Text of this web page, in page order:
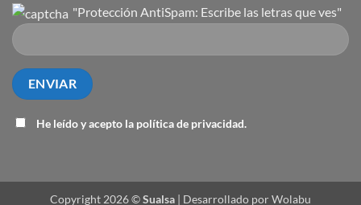
"Protección AntiSpam: Escribe las letras que ves"
He leído y acepto la política de privacidad.
Copyright 2026 ©Sualsa | Desarrollado por Wolabu